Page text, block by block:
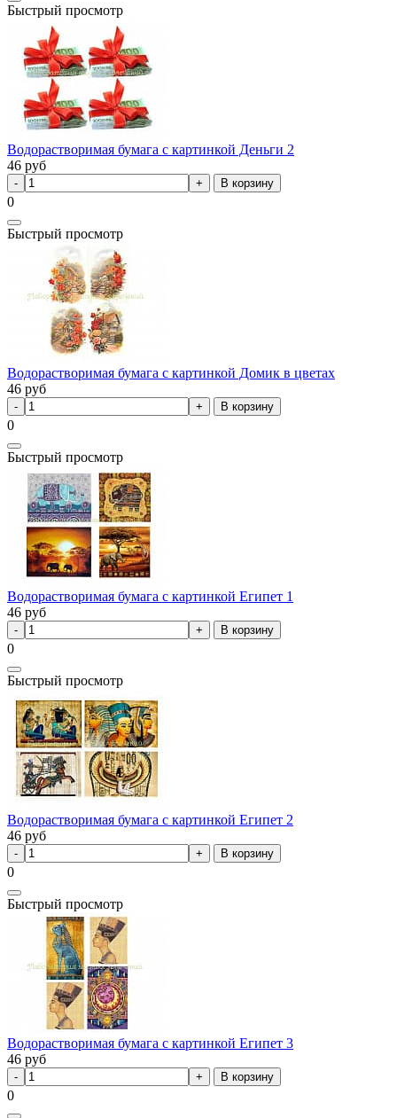
Быстрый просмотр
Водорастворимая бумага с картинкой Деньги 2
46 руб
В корзину
0
Быстрый просмотр
Водорастворимая бумага с картинкой Домик в цветах
46 руб
В корзину
0
Быстрый просмотр
Водорастворимая бумага с картинкой Египет 1
46 руб
В корзину
0
Быстрый просмотр
Водорастворимая бумага с картинкой Египет 2
46 руб
В корзину
0
Быстрый просмотр
Водорастворимая бумага с картинкой Египет 3
46 руб
В корзину
0